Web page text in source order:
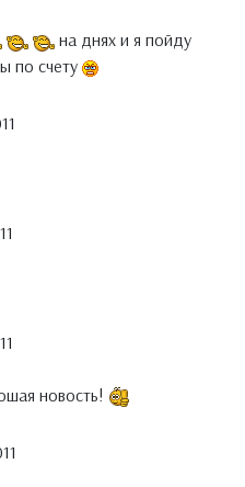
на днях и я пойду
по счету
новость!